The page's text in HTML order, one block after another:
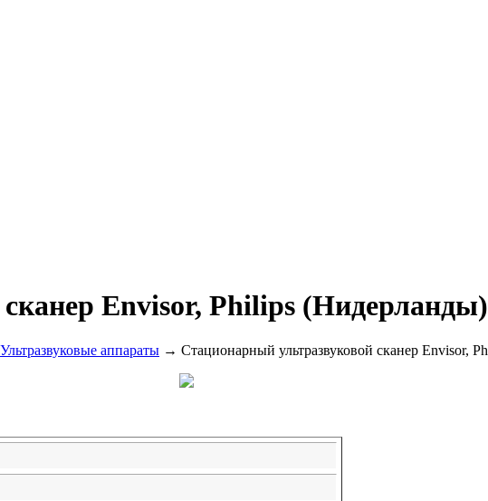
Envisor, Philips (Нидерланды)
Ультразвуковые аппараты → Стационарный ультразвуковой сканер Envisor,